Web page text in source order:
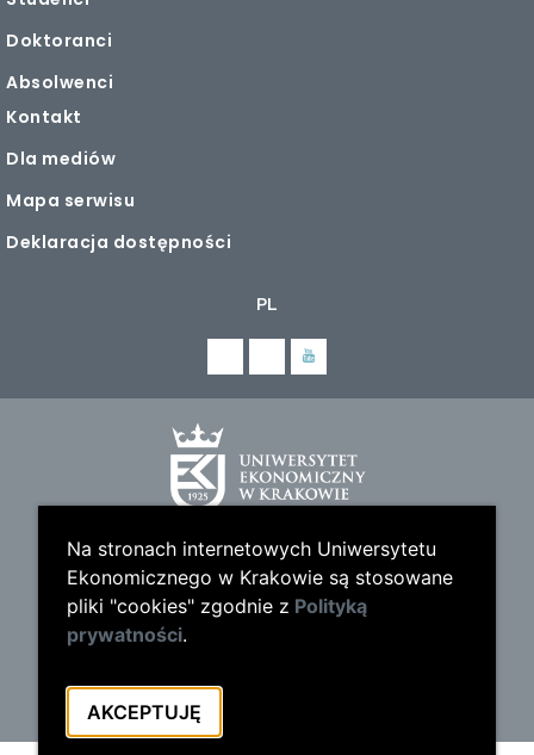
Doktoranci
Absolwenci
Kontakt
Dla mediów
Mapa serwisu
Deklaracja dostępności
PL
Na stronach internetowych Uniwersytetu
Ekonomicznego w Krakowie są stosowane
pliki "cookies" zgodnie z Polityką
prywatności.
AKCEPTUJĘ